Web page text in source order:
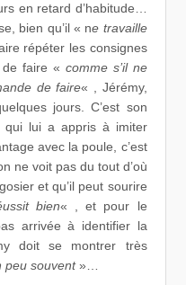
en retard d’habitude…
bien qu’il « ne travaille
répéter les consignes
faire « comme s’il ne
de faire« , Jérémy,
jours. C’est son
qui lui a appris à imiter
avec la poule, c’est
ne voit pas du tout d’où
et qu’il peut sourire
bien« , et pour le
arrivée à identifier la
doit se montrer très
peu souvent»…